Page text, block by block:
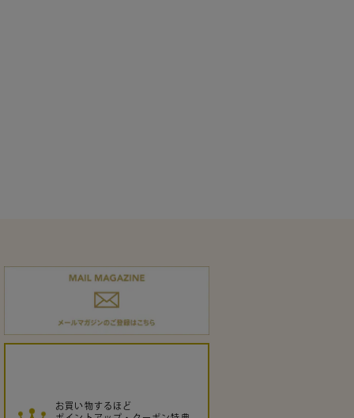
お買い物するほど